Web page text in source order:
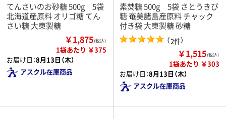
てんさいのお砂糖 500g 5袋
北海道産原料 オリゴ糖 てん
さい糖 大東製糖
￥1,875（税込）
1袋あたり ￥375
お届け日：8月13日（木）
アスクル在庫商品
素焚糖 500g 5袋 さとうきび
糖 奄美諸島産原料 チャック
付き袋 大東製糖 砂糖
（2件）
￥1,515（税込）
1袋あたり ￥303
お届け日：8月13日（木）
アスクル在庫商品